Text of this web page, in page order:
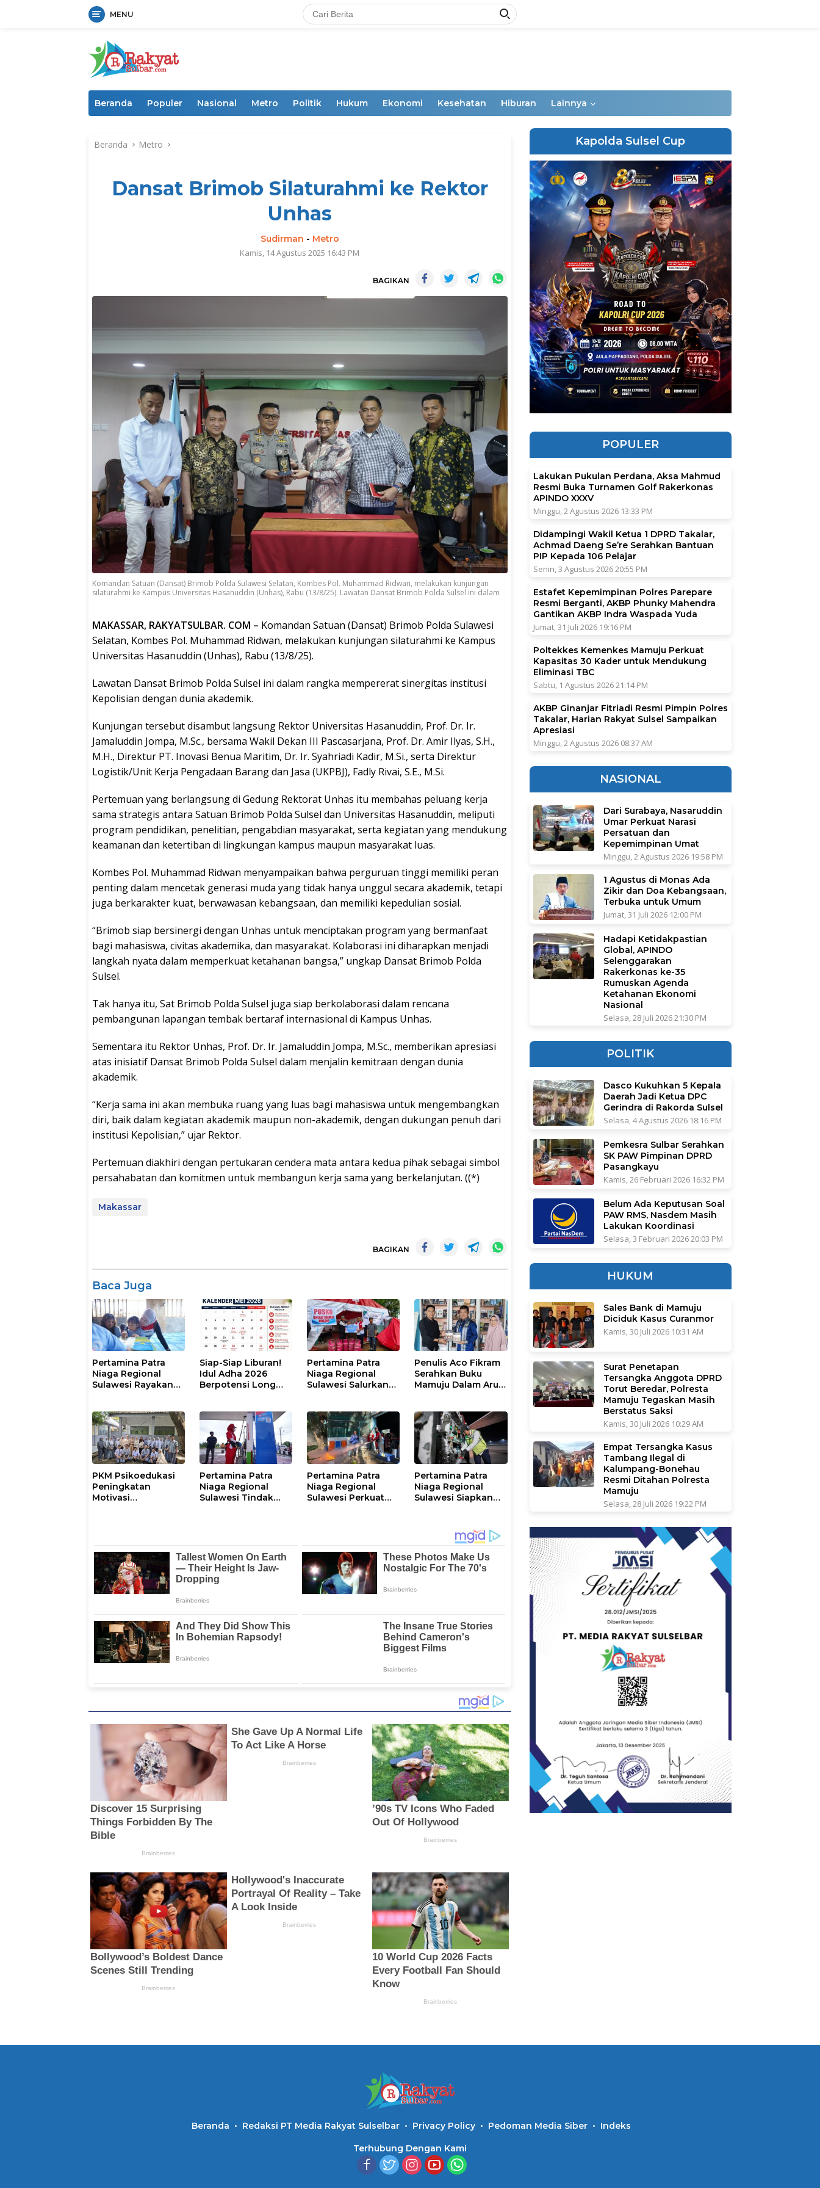
MENU
Beranda Populer Nasional Metro Politik Hukum Ekonomi Kesehatan Hiburan Lainnya
Beranda Metro
Dansat Brimob Silaturahmi ke Rektor
Unhas
Sudirman - Metro
Kamis, 14 Agustus 2025 16:43 PM
BAGIKAN
Komandan Satuan (Dansat) Brimob Polda Sulawesi Selatan, Kombes Pol. Muhammad Ridwan, melakukan kunjungan
silaturahmi ke Kampus Universitas Hasanuddin (Unhas), Rabu (13/8/25). Lawatan Dansat Brimob Polda Sulsel ini dalam
MAKASSAR, RAKYATSULBAR. COM – Komandan Satuan (Dansat) Brimob Polda Sulawesi
Selatan, Kombes Pol. Muhammad Ridwan, melakukan kunjungan silaturahmi ke Kampus
Universitas Hasanuddin (Unhas), Rabu (13/8/25).
Lawatan Dansat Brimob Polda Sulsel ini dalam rangka mempererat sinergitas institusi
Kepolisian dengan dunia akademik.
Kunjungan tersebut disambut langsung Rektor Universitas Hasanuddin, Prof. Dr. Ir.
Jamaluddin Jompa, M.Sc., bersama Wakil Dekan III Pascasarjana, Prof. Dr. Amir Ilyas, S.H.,
M.H., Direktur PT. Inovasi Benua Maritim, Dr. Ir. Syahriadi Kadir, M.Si., serta Direktur
Logistik/Unit Kerja Pengadaan Barang dan Jasa (UKPBJ), Fadly Rivai, S.E., M.Si.
Pertemuan yang berlangsung di Gedung Rektorat Unhas itu membahas peluang kerja
sama strategis antara Satuan Brimob Polda Sulsel dan Universitas Hasanuddin, meliputi
program pendidikan, penelitian, pengabdian masyarakat, serta kegiatan yang mendukung
keamanan dan ketertiban di lingkungan kampus maupun masyarakat luas.
Kombes Pol. Muhammad Ridwan menyampaikan bahwa perguruan tinggi memiliki peran
penting dalam mencetak generasi muda yang tidak hanya unggul secara akademik, tetapi
juga berkarakter kuat, berwawasan kebangsaan, dan memiliki kepedulian sosial.
“Brimob siap bersinergi dengan Unhas untuk menciptakan program yang bermanfaat
bagi mahasiswa, civitas akademika, dan masyarakat. Kolaborasi ini diharapkan menjadi
langkah nyata dalam memperkuat ketahanan bangsa,” ungkap Dansat Brimob Polda
Sulsel.
Tak hanya itu, Sat Brimob Polda Sulsel juga siap berkolaborasi dalam rencana
pembangunan lapangan tembak bertaraf internasional di Kampus Unhas.
Sementara itu Rektor Unhas, Prof. Dr. Ir. Jamaluddin Jompa, M.Sc., memberikan apresiasi
atas inisiatif Dansat Brimob Polda Sulsel dalam menjalin kemitraan dengan dunia
akademik.
“Kerja sama ini akan membuka ruang yang luas bagi mahasiswa untuk mengembangkan
diri, baik dalam kegiatan akademik maupun non-akademik, dengan dukungan penuh dari
institusi Kepolisian,” ujar Rektor.
Pertemuan diakhiri dengan pertukaran cendera mata antara kedua pihak sebagai simbol
persahabatan dan komitmen untuk membangun kerja sama yang berkelanjutan. ((*)
Makassar
BAGIKAN
Baca Juga
Pertamina Patra
Niaga Regional
Sulawesi Rayakan
Pesisir, Ruang
Tumbuh Generasi
Penjaga Pesisir
Siap-Siap Liburan!
Idul Adha 2026
Berpotensi Long
Pertamina Patra
Niaga Regional
Sulawesi Salurkan
Korban Banjir di
Kota Kendari
Penulis Aco Fikram
Serahkan Buku
Mamuju Dalam Arus
Sulbar
PKM Psikoedukasi
Peningkatan
Motivasi
dan Perilaku
Bullying pada Siswa
Pertamina Patra
Niaga Regional
Sulawesi Tindak
Pertamina Patra
Niaga Regional
Sulawesi Perkuat
Penggunaan APAR
untuk Masyarakat
Pertamina Patra
Niaga Regional
Sulawesi Siapkan
Haji 2026 Melalui
AFT Hasanuddin
Kapolda Sulsel Cup
POPULER
Lakukan Pukulan Perdana, Aksa Mahmud
Resmi Buka Turnamen Golf Rakerkonas
APINDO XXXV
Minggu, 2 Agustus 2026 13:33 PM
Didampingi Wakil Ketua 1 DPRD Takalar,
Achmad Daeng Se’re Serahkan Bantuan
PIP Kepada 106 Pelajar
Senin, 3 Agustus 2026 20:55 PM
Estafet Kepemimpinan Polres Parepare
Resmi Berganti, AKBP Phunky Mahendra
Gantikan AKBP Indra Waspada Yuda
Jumat, 31 Juli 2026 19:16 PM
Poltekkes Kemenkes Mamuju Perkuat
Kapasitas 30 Kader untuk Mendukung
Eliminasi TBC
Sabtu, 1 Agustus 2026 21:14 PM
AKBP Ginanjar Fitriadi Resmi Pimpin Polres
Takalar, Harian Rakyat Sulsel Sampaikan
Apresiasi
Minggu, 2 Agustus 2026 08:37 AM
NASIONAL
Dari Surabaya, Nasaruddin
Umar Perkuat Narasi
Persatuan dan
Kepemimpinan Umat
Minggu, 2 Agustus 2026 19:58 PM
1 Agustus di Monas Ada
Zikir dan Doa Kebangsaan,
Terbuka untuk Umum
Jumat, 31 Juli 2026 12:00 PM
Hadapi Ketidakpastian
Global, APINDO
Selenggarakan
Rakerkonas ke-35
Rumuskan Agenda
Ketahanan Ekonomi
Nasional
Selasa, 28 Juli 2026 21:30 PM
POLITIK
Dasco Kukuhkan 5 Kepala
Daerah Jadi Ketua DPC
Gerindra di Rakorda Sulsel
Selasa, 4 Agustus 2026 18:16 PM
Pemkesra Sulbar Serahkan
SK PAW Pimpinan DPRD
Pasangkayu
Kamis, 26 Februari 2026 16:32 PM
Belum Ada Keputusan Soal
PAW RMS, Nasdem Masih
Lakukan Koordinasi
Selasa, 3 Februari 2026 20:03 PM
HUKUM
Sales Bank di Mamuju
Diciduk Kasus Curanmor
Kamis, 30 Juli 2026 10:31 AM
Surat Penetapan
Tersangka Anggota DPRD
Torut Beredar, Polresta
Mamuju Tegaskan Masih
Berstatus Saksi
Kamis, 30 Juli 2026 10:29 AM
Empat Tersangka Kasus
Tambang Ilegal di
Kalumpang-Bonehau
Resmi Ditahan Polresta
Mamuju
Selasa, 28 Juli 2026 19:22 PM
Beranda Redaksi PT Media Rakyat Sulselbar Privacy Policy Pedoman Media Siber Indeks
Terhubung Dengan Kami